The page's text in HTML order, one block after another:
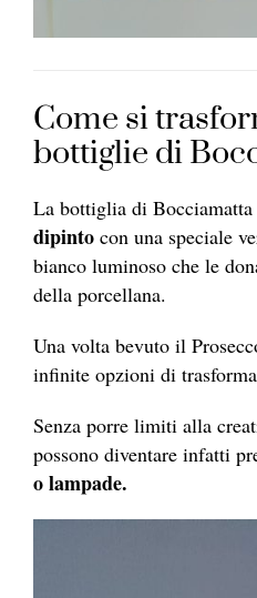
Come si
bottiglie di
La bottiglia di
dipinto con una speciale
bianco luminoso che le
della porcellana.
Una volta bevuto il
infinite opzioni di
Senza porre limiti alla
possono diventare infatti
o lampade.